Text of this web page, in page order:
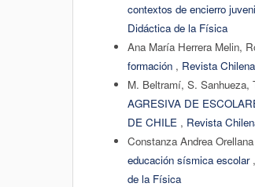
contextos de encierro
Didáctica de la Física
Ana María Herrera Melin,
formación , Revista
M. Beltramí, S. Sanhueza,
AGRESIVA DE
DE CHILE , Revista
Constanza Andrea
educación sísmica escolar ,
de la Física